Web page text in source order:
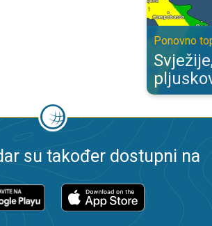
Ponovno
su također dostupni na